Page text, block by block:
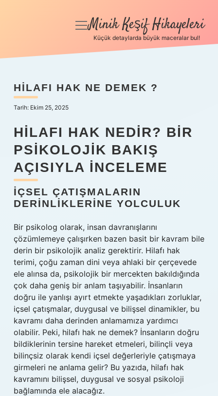
Anasayfa
Yasal Uyarı
Hakkımızda
menüyü
Minik Keşif Hikayeleri
Küçük detaylarda büyük maceralar bul!
HILAFI HAK NE DEMEK ?
Tarih: Ekim 25, 2025
HILAFI HAK NEDIR? BIR
PSIKOLOJIK BAKIŞ
AÇISIYLA İNCELEME
İÇSEL ÇATIŞMALARIN
DERINLIKLERINE YOLCULUK
Bir psikolog olarak, insan davranışlarını
çözümlemeye çalışırken bazen basit bir kavram bile
derin bir psikolojik analiz gerektirir. Hilafı hak
terimi, çoğu zaman dini veya ahlaki bir çerçevede
ele alınsa da, psikolojik bir mercekten bakıldığında
çok daha geniş bir anlam taşıyabilir. İnsanların
doğru ile yanlışı ayırt etmekte yaşadıkları zorluklar,
içsel çatışmalar, duygusal ve bilişsel dinamikler, bu
kavramı daha derinden anlamamıza yardımcı
olabilir. Peki, hilafı hak ne demek? İnsanların doğru
bildiklerinin tersine hareket etmeleri, bilinçli veya
bilinçsiz olarak kendi içsel değerleriyle çatışmaya
girmeleri ne anlama gelir? Bu yazıda, hilafı hak
kavramını bilişsel, duygusal ve sosyal psikoloji
bağlamında ele alacağız.